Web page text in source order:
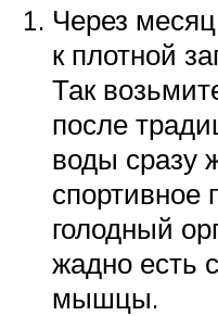
Через
к плотной
Так
после
воды сразу
спортивное
голодный
жадно есть
мышцы.